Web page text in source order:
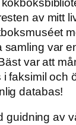
av mitt
samling var
var att
faksimil och
databas!
guidning av